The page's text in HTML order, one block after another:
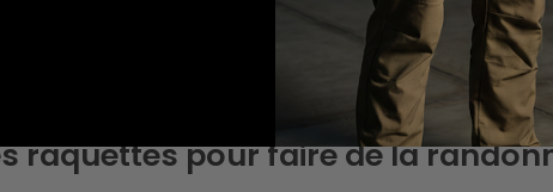
, conçu pour répondre aux besoins des
spécialement sélectionnées
pour garantir
à toutes les conditions de terrain, et trouvez
pour faire de la